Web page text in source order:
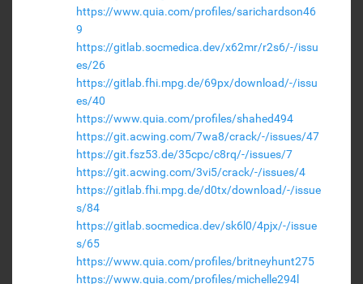
https://www.quia.com/profiles/sarichardson46
9
https://gitlab.socmedica.dev/x62mr/r2s6/-/issu
es/26
https://gitlab.fhi.mpg.de/69px/download/-/issu
es/40
https://www.quia.com/profiles/shahed494
https://git.acwing.com/7wa8/crack/-/issues/47
https://git.fsz53.de/35cpc/c8rq/-/issues/7
https://git.acwing.com/3vi5/crack/-/issues/4
https://gitlab.fhi.mpg.de/d0tx/download/-/issue
s/84
https://gitlab.socmedica.dev/sk6l0/4pjx/-/issue
s/65
https://www.quia.com/profiles/britneyhunt275
https://www.quia.com/profiles/michelle294l